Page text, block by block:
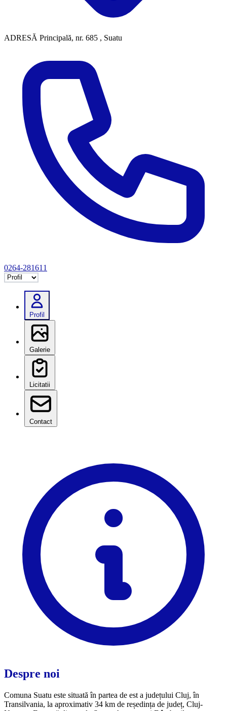
ADRESĂ Principală, nr. 685 , Suatu
0264-281611
Selectează tab
Profil
Galerie
Licitatii
Contact
Despre noi
Comuna Suatu este situată în partea de est a județului Cluj, în
Transilvania, la aproximativ 34 km de reședința de județ, Cluj-